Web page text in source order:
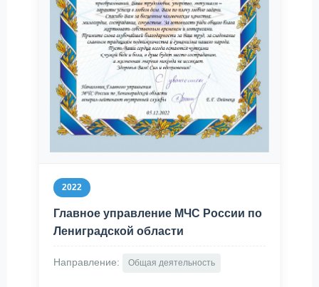
2022
Главное управление МЧС России по
Лениградской области
Направление: Общая деятельность